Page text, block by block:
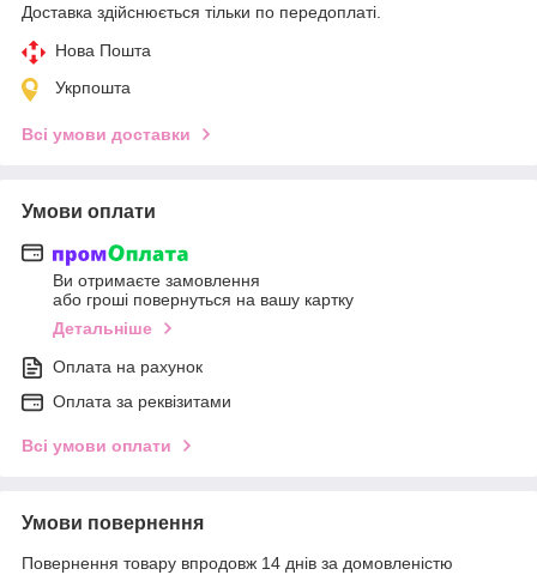
Доставка здійснюється тільки по передоплаті.
Нова Пошта
Укрпошта
Всі умови доставки
Умови оплати
Ви отримаєте замовлення
або гроші повернуться на вашу картку
Детальніше
Оплата на рахунок
Оплата за реквізитами
Всі умови оплати
Умови повернення
Повернення товару впродовж 14 днів за домовленістю